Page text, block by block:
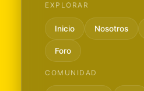
EXPLORAR
Inicio Nosotros
Foro
COMUNIDAD